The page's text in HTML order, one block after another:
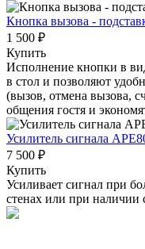
Кнопка вызова -
1 500 ₽
Купить
Исполнение кнопки в
в стол и позволяют
(вызов, отмена вызова,
общения гостя и
Усилитель сигнала
7 500 ₽
Купить
Усиливает сигнал при
стенах или при наличии